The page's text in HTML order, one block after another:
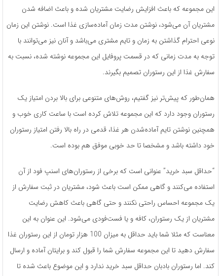
این مجموعه که باعث افزایش رضایت مشتریان شده و باعث اضافه شدن
مشتریان آن می‌شود، نوشتن مدت زمان آماده‌سازی غذا است. نوشتن این زمان
نوعی احترام گذاشتن به زمان و تایم مشتری می‌باشد و آنان نیز می‌توانند با
توجه به مدت زمانی که در قسمت پروفایل این مجموعه نوشته شده، نسبت به
سفارش غذا از این رستوران تصمیم بگیرند.
همان‌طور که پیش‌تر نیز گفتیم، روش‌های متنوعی برای بالا بردن امتیاز یک
رستوران وجود دارد که این مجموعه تلاش کرده است با ساعت کاری خوب و
همچنین نوشتن تایم آماده‌شدن هر غذا، قدمی در راه بالا رفتن امتیاز رستوران
خود داشته باشد و مشخصا تا حد خوبی موفق هم بوده است.
“حداقل سبد خرید” عنوانی است که برخی از رستوران‌های اسنپ فود از آن
استفاده می‌کنند و گاهی ممکن است باعث شود، مشتریان در ثبت سفارش از
یک مجموعه احساس راحتی نکنند و حتی گاهی باعث کاهش رضایت
مشتریان از یک رستوران، کافه و یا فست‌فودی می‌شود. این عنوان به این
معناست که مثلا شما باید حداقل به میزان 100 هزار تومان از این رستوران غذا
سفارش دهید تا این مجموعه سفارش شما را قبول کند و برایتان آماده و ارسال
کند. اما رستوران بادبان حداقل سبد خرید ندارد و این موضوع باعث شده تا